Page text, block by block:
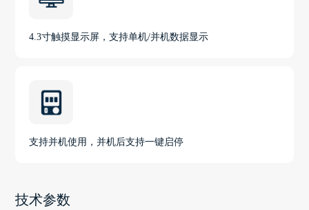
4.3寸触摸显示屏，支持单机/并机数据显示
支持并机使用，并机后支持一键启停
技术参数